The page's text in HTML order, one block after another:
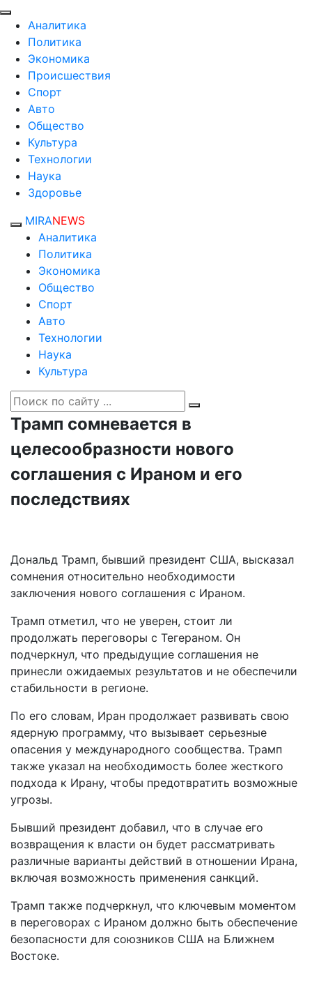
Аналитика
Политика
Экономика
Происшествия
Спорт
Авто
Общество
Культура
Технологии
Наука
Здоровье
MIRANEWS
Аналитика
Политика
Экономика
Общество
Спорт
Авто
Технологии
Наука
Культура
Трамп сомневается в
целесообразности нового
соглашения с Ираном и его
последствиях
Дональд Трамп, бывший президент США, высказал
сомнения относительно необходимости
заключения нового соглашения с Ираном.
Трамп отметил, что не уверен, стоит ли
продолжать переговоры с Тегераном. Он
подчеркнул, что предыдущие соглашения не
принесли ожидаемых результатов и не обеспечили
стабильности в регионе.
По его словам, Иран продолжает развивать свою
ядерную программу, что вызывает серьезные
опасения у международного сообщества. Трамп
также указал на необходимость более жесткого
подхода к Ирану, чтобы предотвратить возможные
угрозы.
Бывший президент добавил, что в случае его
возвращения к власти он будет рассматривать
различные варианты действий в отношении Ирана,
включая возможность применения санкций.
Трамп также подчеркнул, что ключевым моментом
в переговорах с Ираном должно быть обеспечение
безопасности для союзников США на Ближнем
Востоке.